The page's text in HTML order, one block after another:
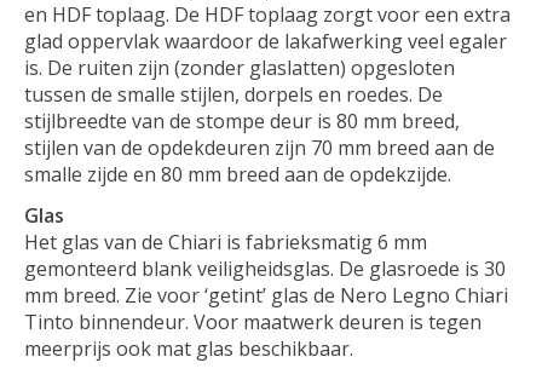
en HDF toplaag. De HDF toplaag zorgt voor een extra
glad oppervlak waardoor de lakafwerking veel egaler
is. De ruiten zijn (zonder glaslatten) opgesloten
tussen de smalle stijlen, dorpels en roedes. De
stijlbreedte van de stompe deur is 80 mm breed,
stijlen van de opdekdeuren zijn 70 mm breed aan de
smalle zijde en 80 mm breed aan de opdekzijde.
Glas
Het glas van de Chiari is fabrieksmatig 6 mm
gemonteerd blank veiligheidsglas. De glasroede is 30
mm breed. Zie voor ‘getint’ glas de Nero Legno Chiari
Tinto binnendeur. Voor maatwerk deuren is tegen
meerprijs ook mat glas beschikbaar.